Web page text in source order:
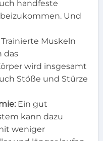
handfeste
Und
Muskeln
das
wird insgesamt
Stöße und Stürze
Ein gut
kann dazu
weniger